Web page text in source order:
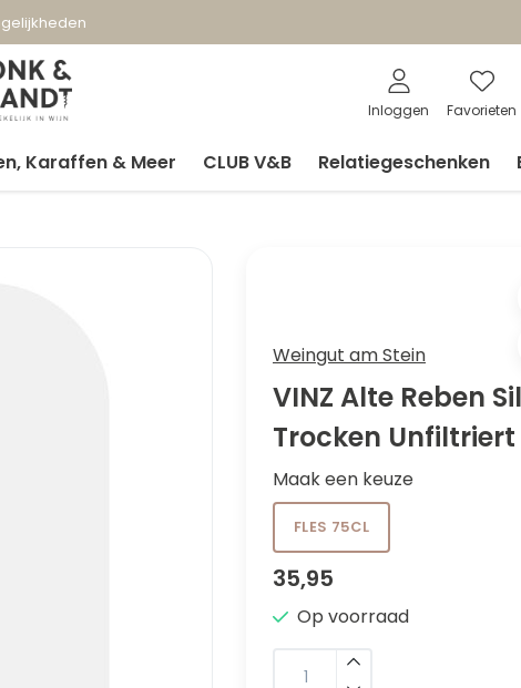
Inloggen Favorieten
Karaffen & Meer CLUB V&B Relatiegeschenken
Weingut am Stein
VINZ Alte Reben
Trocken Unfiltriert
Maak een keuze
FLES 75CL
35,95
Op voorraad